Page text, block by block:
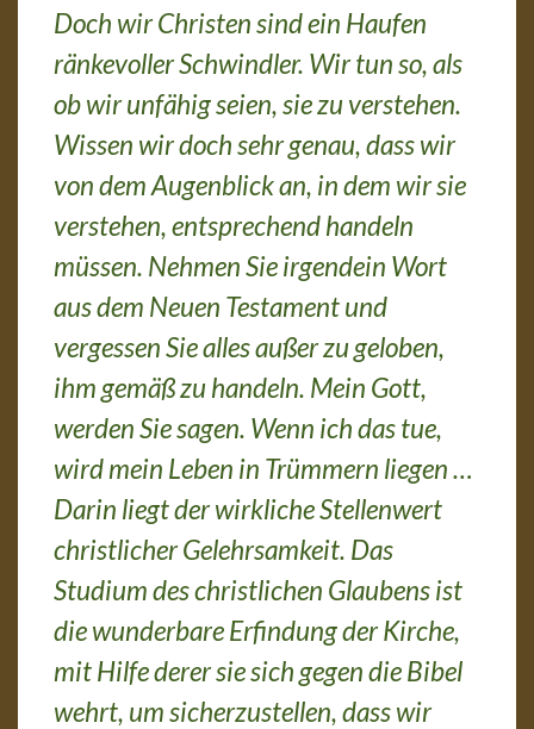
Doch wir Christen sind ein Haufen
ränkevoller Schwindler. Wir tun so, als
ob wir unfähig seien, sie zu verstehen.
Wissen wir doch sehr genau, dass wir
von dem Augenblick an, in dem wir sie
verstehen, entsprechend handeln
müssen. Nehmen Sie irgendein Wort
aus dem Neuen Testament und
vergessen Sie alles außer zu geloben,
ihm gemäß zu handeln. Mein Gott,
werden Sie sagen. Wenn ich das tue,
wird mein Leben in Trümmern liegen …
Darin liegt der wirkliche Stellenwert
christlicher Gelehrsamkeit. Das
Studium des christlichen Glaubens ist
die wunderbare Erfindung der Kirche,
mit Hilfe derer sie sich gegen die Bibel
wehrt, um sicherzustellen, dass wir